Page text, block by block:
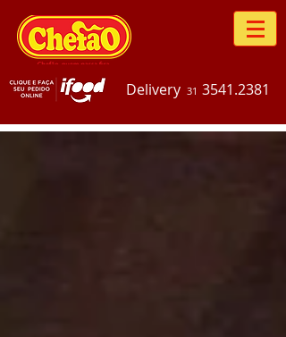
Delivery 31 3541.2381